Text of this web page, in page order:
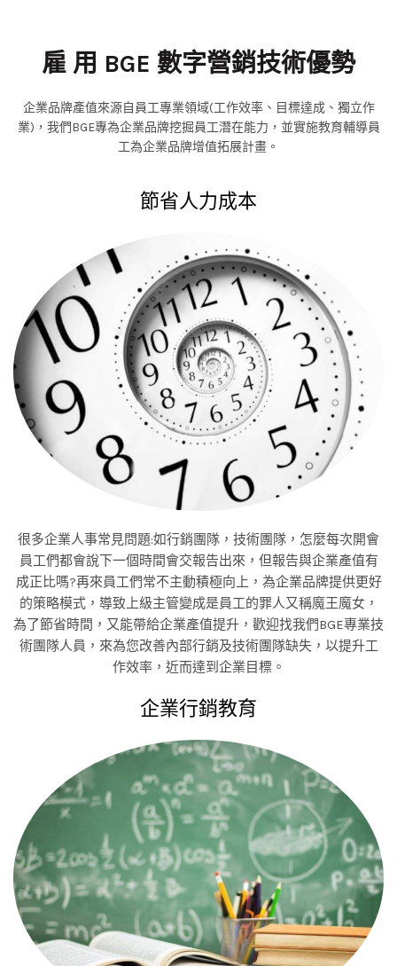
雇 用 BGE 數字營銷技術優勢
企業品牌產值來源自員工專業領域(工作效率、目標達成、獨立作
業)，我們BGE專為企業品牌挖掘員工潛在能力，並實施教育輔導員
工為企業品牌增值拓展計畫。
節省人力成本
很多企業人事常見問題:如行銷團隊，技術團隊，怎麼每次開會
員工們都會說下一個時間會交報告出來，但報告與企業產值有
成正比嗎?再來員工們常不主動積極向上，為企業品牌提供更好
的策略模式，導致上級主管變成是員工的罪人又稱魔王魔女，
為了節省時間，又能帶給企業產值提升，歡迎找我們BGE專業技
術團隊人員，來為您改善內部行銷及技術團隊缺失，以提升工
作效率，近而達到企業目標。
企業行銷教育